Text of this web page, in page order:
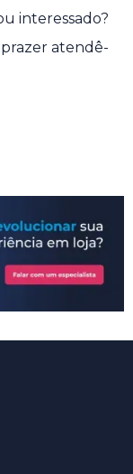
interessado?
atendê-